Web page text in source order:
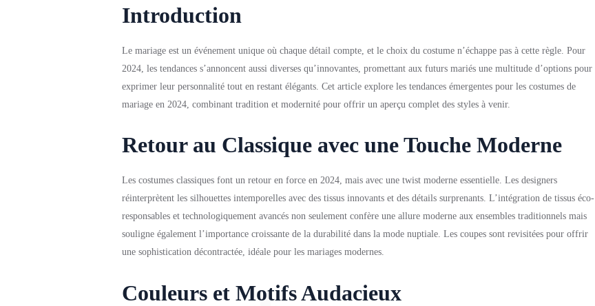
Introduction
Le mariage est un événement unique où chaque détail compte, et le choix du costume n’échappe pas à cette règle. Pour
2024, les tendances s’annoncent aussi diverses qu’innovantes, promettant aux futurs mariés une multitude d’options pour
exprimer leur personnalité tout en restant élégants. Cet article explore les tendances émergentes pour les costumes de
mariage en 2024, combinant tradition et modernité pour offrir un aperçu complet des styles à venir.
Retour au Classique avec une Touche Moderne
Les costumes classiques font un retour en force en 2024, mais avec une twist moderne essentielle. Les designers
réinterprètent les silhouettes intemporelles avec des tissus innovants et des détails surprenants. L’intégration de tissus éco-
responsables et technologiquement avancés non seulement confère une allure moderne aux ensembles traditionnels mais
souligne également l’importance croissante de la durabilité dans la mode nuptiale. Les coupes sont revisitées pour offrir
une sophistication décontractée, idéale pour les mariages modernes.
Couleurs et Motifs Audacieux